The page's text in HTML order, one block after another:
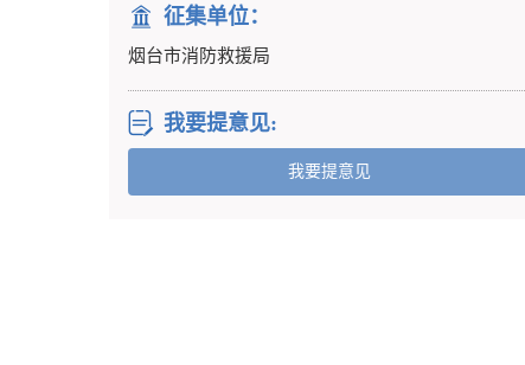
征集单位：
烟台市消防救援局
我要提意见:
我要提意见